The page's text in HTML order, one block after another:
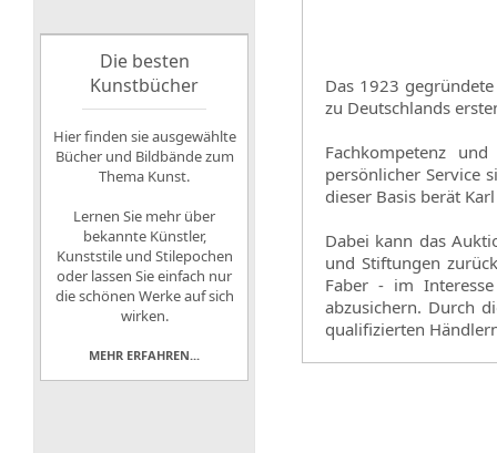
Das 1923
zu Deutschlands
Fachkompetenz
persönlicher Service
dieser Basis berät
Dabei kann das
und Stiftungen
Faber - im
abzusichern. Durch
qualifizierten
Die besten
Kunstbücher
Hier finden sie ausgewählte
Bücher und Bildbände zum
Thema Kunst.
Lernen Sie mehr über
bekannte Künstler,
Kunststile und Stilepochen
oder lassen Sie einfach nur
die schönen Werke auf sich
wirken.
MEHR ERFAHREN...